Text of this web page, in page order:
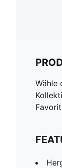
Wähle